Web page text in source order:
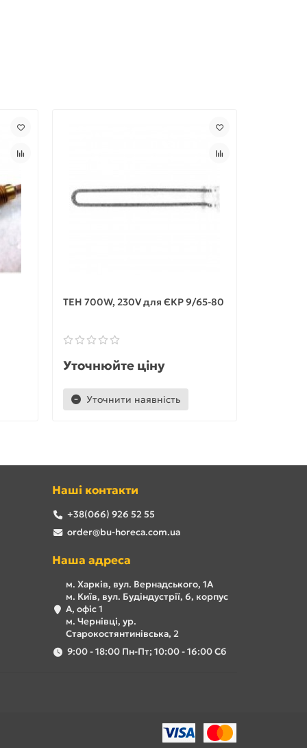
ТЕН 700W, 230V для ЄКР 9/65-80
Уточнюйте ціну
Уточнити наявність
Наші контакти
+38(066) 926 52 55
order@bu-horeca.com.ua
Наша адреса
м. Харків, вул. Вернадського, 1А
м. Київ, вул. Будіндустрії, 6, корпус
А, офіс 1
м. Чернівці, ур.
Старокостянтинівська, 2
9:00 - 18:00 Пн-Пт; 10:00 - 16:00 Сб